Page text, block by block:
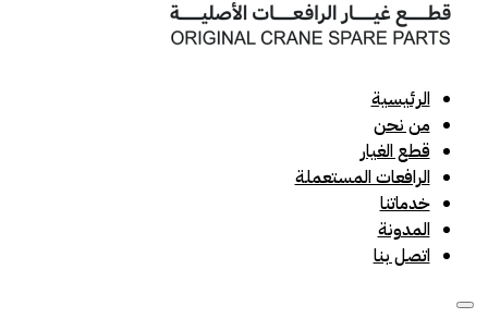
الرئيسية
من نحن
قطع الغيار
الرافعات المستعملة
خدماتنا
المدونة
اتصل بنا